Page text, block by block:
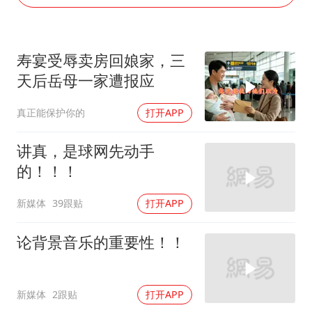
宇树科技中一签需缴款7.54万元
女儿为争财产堵门阻挠父亲出殡
今日立秋你咬秋了吗
夯实基础开新局
寿宴受辱卖房回娘家，三
天后岳母一家遭报应
真正能保护你的 打开APP
讲真，是球网先动手
的！！！
新媒体 39跟贴 打开APP
论背景音乐的重要性！！
新媒体 2跟贴 打开APP